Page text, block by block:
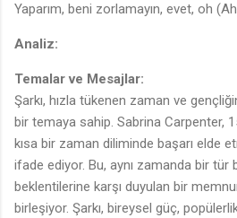
Yaparım, beni zorlamayın, evet, oh
Analiz:
Temalar ve Mesajlar:
Şarkı, hızla tükenen zaman ve
bir temaya sahip. Sabrina Carpenter,
kısa bir zaman diliminde başarı elde
ifade ediyor. Bu, aynı zamanda bir tür
beklentilerine karşı duyulan bir
birleşiyor. Şarkı, bireysel güç,